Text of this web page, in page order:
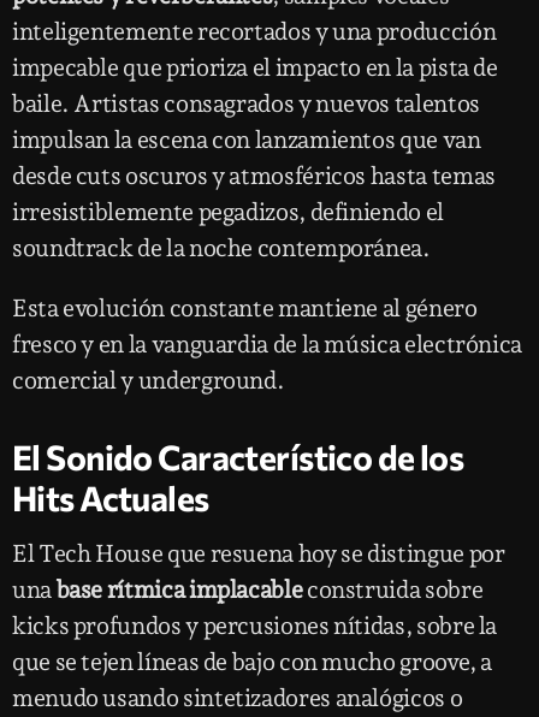
inteligentemente recortados y una producción
impecable que prioriza el impacto en la pista de
baile. Artistas consagrados y nuevos talentos
impulsan la escena con lanzamientos que van
desde cuts oscuros y atmosféricos hasta temas
irresistiblemente pegadizos, definiendo el
soundtrack de la noche contemporánea.
Esta evolución constante mantiene al género
fresco y en la vanguardia de la música electrónica
comercial y underground.
El Sonido Característico de los
Hits Actuales
El Tech House que resuena hoy se distingue por
unabase rítmica implacableconstruida sobre
kicks profundos y percusiones nítidas, sobre la
que se tejen líneas de bajo con mucho groove, a
menudo usando sintetizadores analógicos o